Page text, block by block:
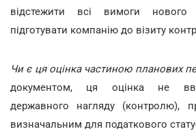
відстежити всі вимоги нового
підготувати компанію до візиту
Чи є ця оцінка частиною планових
документом, ця оцінка не
державного нагляду (контролю),
визначальним для податкового